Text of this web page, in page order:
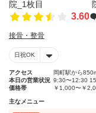
3.60
接骨・整骨
日祝OK
アクセス
岡町駅から
本日の営業状況 9:30〜12:30
価格帯
￥1,000〜￥
主なメニュー